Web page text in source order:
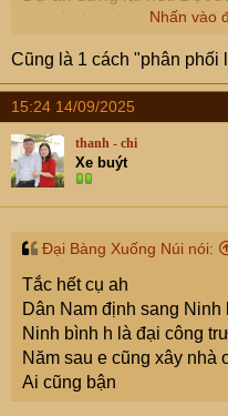
cơ nó phao tin về HN thế
hỏi.
Nhấn vào
Cũng là 1 cách "phân phối
15:24 14/09/2025
thanh - chi
Xe buýt
Đại Bàng Xuống Núi nói:
Tắc hết cụ ah
Dân Nam định sang
Ninh bình h là đại công
Năm sau e cũng xây nhà
Ai cũng bận